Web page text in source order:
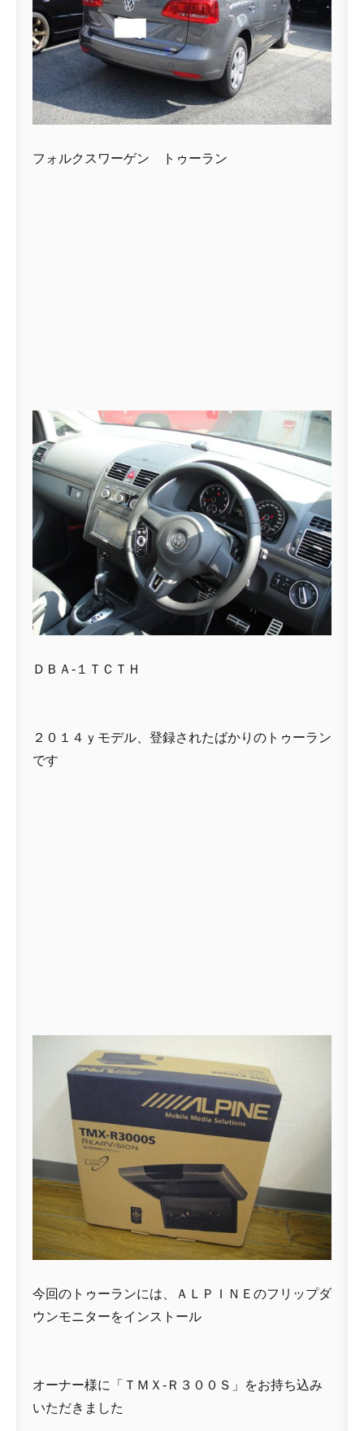
フォルクスワーゲン トゥーラン
ＤＢＡ-１ＴＣＴＨ
２０１４ｙモデル、登録されたばかりのトゥーラン
です
今回のトゥーランには、ＡＬＰＩＮＥのフリップダ
ウンモニターをインストール
オーナー様に「ＴＭＸ-Ｒ３００Ｓ」をお持ち込み
いただきました